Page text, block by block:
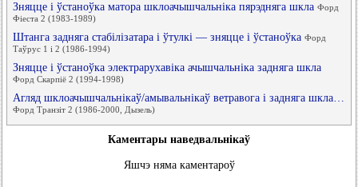
Зняцце і ўстаноўка матора шклоачышчальніка пярэдняга шкла Форд
Фіеста 2 (1983-1989)
Штанга задняга стабілізатара і ўтулкі — зняцце і ўстаноўка Форд
Таўрус 1 і 2 (1986-1994)
Зняцце і ўстаноўка электрарухавіка ачышчальніка задняга шкла
Форд Скарпіё 2 (1994-1998)
Агляд шклоачышчальнікаў/амывальнікаў ветравога і задняга шкла…
Форд Транзіт 2 (1986-2000, Дызель)
Каментары наведвальнікаў
Яшчэ няма каментароў